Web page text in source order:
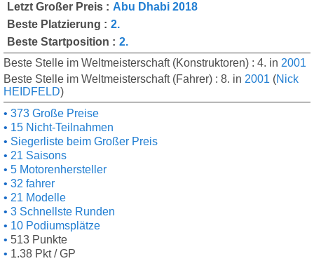
Letzt Großer Preis : Abu Dhabi 2018
Beste Platzierung : 2.
Beste Startposition : 2.
Beste Stelle im Weltmeisterschaft (Konstruktoren) : 4. in 2001
Beste Stelle im Weltmeisterschaft (Fahrer) : 8. in 2001 (Nick
HEIDFELD)
373 Große Preise
15 Nicht-Teilnahmen
Siegerliste beim Großer Preis
21 Saisons
5 Motorenhersteller
32 fahrer
21 Modelle
3 Schnellste Runden
10 Podiumsplätze
513 Punkte
1.38 Pkt / GP